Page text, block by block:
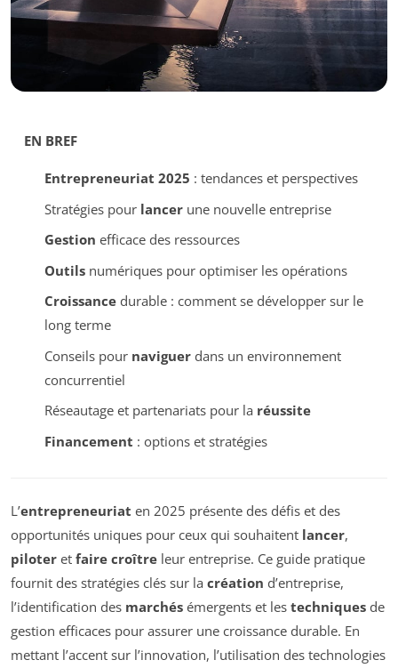
EN BREF
Entrepreneuriat 2025 : tendances et perspectives
Stratégies pour lancerune nouvelle entreprise
Gestion efficace des ressources
Outilsnumériques pour optimiser les opérations
Croissancedurable : comment se développer sur le
long terme
Conseils pour naviguerdans un environnement
concurrentiel
Réseautage et partenariats pour la réussite
Financement : options et stratégies
L’entrepreneuriat en 2025 présente des défis et des
opportunités uniques pour ceux qui souhaitent lancer,
piloter et faire croître leur entreprise. Ce guide pratique
fournit des stratégies clés sur la création d’entreprise,
l’identification des marchés émergents et les techniques de
gestion efficaces pour assurer une croissance durable. En
mettant l’accent sur l’innovation, l’utilisation des technologies